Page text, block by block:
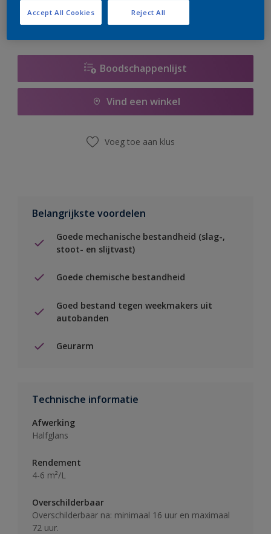
Boodschappenlijst
Vind een winkel
Voeg toe aan klus
Belangrijkste voordelen
Goede mechanische bestandheid (slag-,
stoot- en slijtvast)
Goede chemische bestandheid
Goed bestand tegen weekmakers uit
autobanden
Geurarm
Technische informatie
Afwerking
Halfglans
Rendement
4-6 m²/L
Overschilderbaar
Overschilderbaar na: minimaal 16 uur en maximaal
72 uur.
Reject All
Accept All Cookies